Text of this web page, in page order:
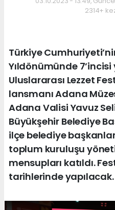
2314+
Türkiye
Yıldönümünde
Uluslararası Lezzet
lansmanı Adana
Adana Valisi Yavuz
Büyükşehir Belediye
ilçe belediye
toplum kuruluşu
mensupları katıldı.
tarihlerinde yapılacak.